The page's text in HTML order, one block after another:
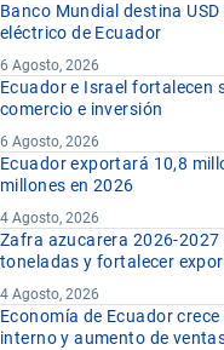
Banco Mundial destina
eléctrico de Ecuador
6 Agosto, 2026
Ecuador e Israel fortalecen
comercio e inversión
6 Agosto, 2026
Ecuador exportará 10,8
millones en 2026
4 Agosto, 2026
Zafra azucarera 2026-2027
toneladas y fortalecer
4 Agosto, 2026
Economía de Ecuador
interno y aumento de